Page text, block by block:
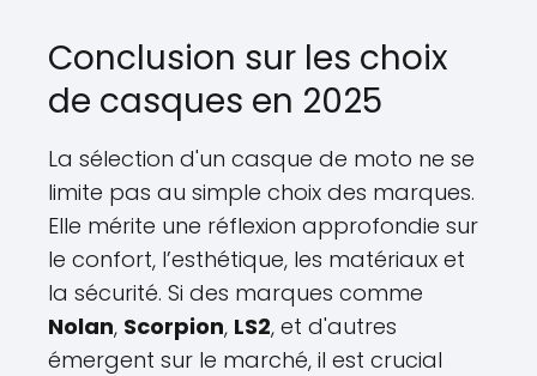
Conclusion sur les choix
de casques en 2025
La sélection d'un casque de moto ne se
limite pas au simple choix des marques.
Elle mérite une réflexion approfondie sur
le confort, l’esthétique, les matériaux et
la sécurité. Si des marques comme
Nolan, Scorpion, LS2, et d'autres
émergent sur le marché, il est crucial